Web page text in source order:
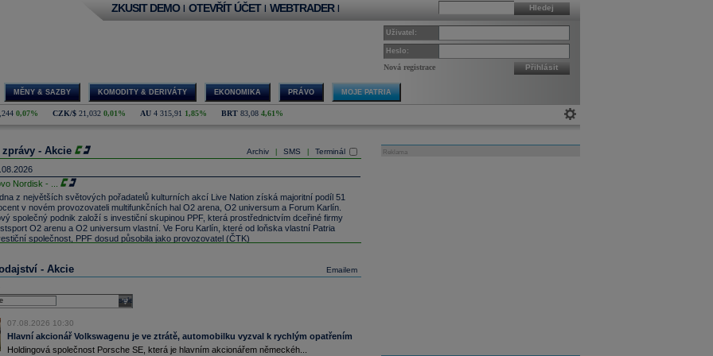
Hledej
ZKUSIT DEMO | OTEVŘÍT ÚČET | WEBTRADER |
Uživatel:
Heslo:
Nová registrace Přihlásit
MĚNY & SAZBY KOMODITY & DERIVÁTY EKONOMIKA PRÁVO MOJE PATRIA
0,07% CZK/$ 21,032 0,01% AU 4 315,91 1,85% BRT 83,08 4,61%
Archiv SMS Terminál
zprávy - Akcie
Nordisk -
z největších světových pořadatelů kulturních akcí Live Nation získá majoritní podíl 51
v novém provozovateli multifunkčních hal O2 arena, O2 universum a Forum Karlín.
společný podnik založí s investiční skupinou PPF, která prostřednictvím dceřiné firmy
O2 arenu a O2 universum vlastní. Ve Foru Karlín, které od loňska vlastní Patria
společnost, PPF dosud působila jako provozovatel (ČTK)
v pololetí propadla do čisté ztráty 2,22 miliardy
automobilkuVolkswagen
(ČTK)
Prysmia...
-JP Mo......
-HSBCsnižu......
Delhaize...
dosáhl ve 2Q výnosů 1,44 mld.USD(odhad trhu 1,51 mld. USD)(Bloomberg)
Emailem
- Akcie
select
07.08.2026 10:30
Hlavní akcionář Volkswagenu je ve ztrátě, automobilku vyzval k rychlým opatřením
Holdingová společnost Porsche SE, která je hlavním akcionářem německéh...
Reklama